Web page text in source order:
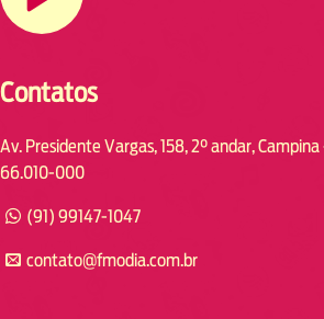
Contatos
Av. Presidente Vargas, 158, 2° andar,
66.010-000
(91) 99147-1047
contato@fmodia.com.br